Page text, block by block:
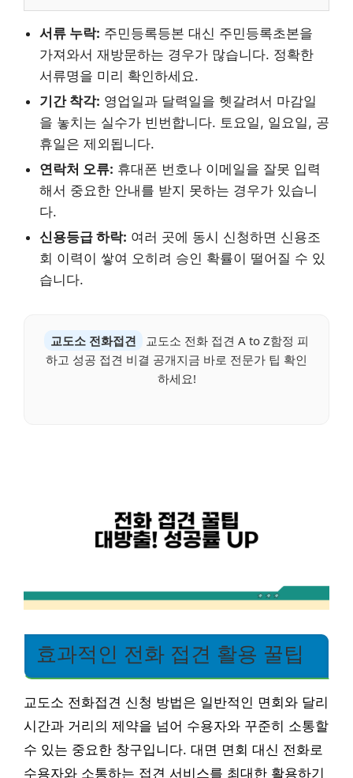
서류 누락: 주민등록등본 대신 주민등록초본을
가져와서 재방문하는 경우가 많습니다. 정확한
서류명을 미리 확인하세요.
기간 착각: 영업일과 달력일을 헷갈려서 마감일
을 놓치는 실수가 빈번합니다. 토요일, 일요일, 공
휴일은 제외됩니다.
연락처 오류: 휴대폰 번호나 이메일을 잘못 입력
해서 중요한 안내를 받지 못하는 경우가 있습니
다.
신용등급 하락: 여러 곳에 동시 신청하면 신용조
회 이력이 쌓여 오히려 승인 확률이 떨어질 수 있
습니다.
교도소 전화접견
교도소 전화 접견 A to Z함정 피
하고 성공 접견 비결 공개지금 바로 전문가 팁 확인
하세요!
효과적인 전화 접견 활용 꿀팁
교도소 전화접견 신청 방법은 일반적인 면회와 달리
시간과 거리의 제약을 넘어 수용자와 꾸준히 소통할
수 있는 중요한 창구입니다. 대면 면회 대신 전화로
수용자와 소통하는 접견 서비스를 최대한 활용하기